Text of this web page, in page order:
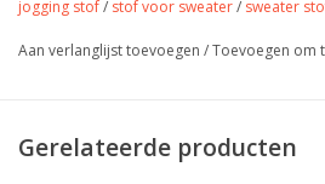
binnenkant met
Met bijpassende boordstof
donker blauw
jogging stof/ stof voor sweater/ sweater
Aan verlanglijst toevoegen /Toevoegen om
Gerelateerde producten